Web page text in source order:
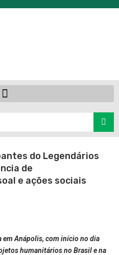
do Legendários
de
e ações sociais
em Anápolis, com início no dia
humanitários no Brasil e na